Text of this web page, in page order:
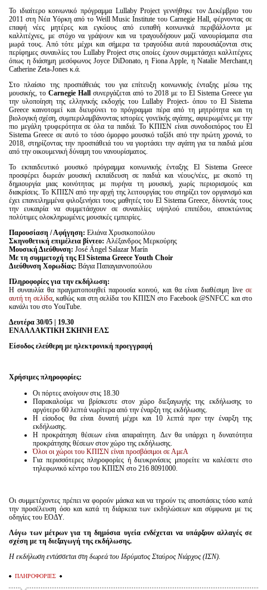
Το ιδιαίτερο κοινωνικό πρόγραμμα Lullaby Project γεννήθηκε τον Δεκέμβριο του
2011 στη Νέα Υόρκη από το Weill Music Institute του Carnegie Hall, φέρνοντας σε
επαφή νέες μητέρες και εγκύους από ευπαθή κοινωνικά περιβάλλοντα με
καλλιτέχνες, με στόχο να γράψουν και να τραγουδήσουν μαζί νανουρίσματα στα
μωρά τους. Από τότε μέχρι και σήμερα τα τραγούδια αυτά παρουσιάζονται στις
περίφημες συναυλίες του Lullaby Project στις οποίες έχουν συμμετάσχει καλλιτέχνες
όπως η διάσημη μεσόφωνος Joyce DiDonato, η Fiona Apple, η Natalie Merchant,η
Catherine Zeta-Jones κ.ά.
Στο πλαίσιο της προσπάθειάς του για επίτευξη κοινωνικής ένταξης μέσω της
μουσικής, το Carnegie Hall συνεργάζεται από το 2018 με το El Sistema Greece για
την υλοποίηση της ελληνικής εκδοχής του Lullaby Project- όπου το El Sistema
Greece καινοτομεί και διευρύνει το πρόγραμμα πέρα από τη μητρότητα και τη
βιολογική σχέση, συμπεριλαμβάνοντας ιστορίες γονεϊκής αγάπης, αφιερωμένες με την
πιο μεγάλη τρυφερότητα σε όλα τα παιδιά. Το ΚΠΙΣΝ είναι συνοδοιπόρος του El
Sistema Greece σε αυτό το τόσο όμορφο μουσικό ταξίδι από την πρώτη χρονιά, το
2018, στηρίζοντας την προσπάθειά του να γιορτάσει την αγάπη για τα παιδιά μέσα
από την οικουμενική δύναμη του νανουρίσματος.
Το εκπαιδευτικό μουσικό πρόγραμμα κοινωνικής ένταξης El Sistema Greece
προσφέρει δωρεάν μουσική εκπαίδευση σε παιδιά και νέους/νέες, με σκοπό τη
δημιουργία μιας κοινότητας με πυρήνα τη μουσική, χωρίς περιορισμούς και
διακρίσεις. Το ΚΠΙΣΝ από την αρχή της λειτουργίας του στηρίζει τον οργανισμό και
έχει επανειλημμένα φιλοξενήσει τους μαθητές του El Sistema Greece, δίνοντάς τους
την ευκαιρία να συμμετάσχουν σε συναυλίες υψηλού επιπέδου, αποκτώντας
πολύτιμες ολοκληρωμένες μουσικές εμπειρίες.
Παρουσίαση / Αφήγηση: Ελιάνα Χρυσικοπούλου
Σκηνοθετική επιμέλεια βίντεο: Αλέξανδρος Μερκούρης
Μουσική Διεύθυνση: José Ángel Salazar Marín
Με τη συμμετοχή της El Sistema Greece Youth Choir
Διεύθυνση Χορωδίας: Βάγια Παπαγιαννοπούλου
Πληροφορίες για την εκδήλωση:
Η συναυλία θα πραγματοποιηθεί παρουσία κοινού, και θα είναι διαθέσιμη live σε
αυτή τη σελίδα, καθώς και στη σελίδα του ΚΠΙΣΝ στο Facebook @SNFCC και στο
κανάλι του στο YouTube.
Δευτέρα 30/05 | 19.30
ΕΝΑΛΛΑΚΤΙΚΗ ΣΚΗΝΗ ΕΛΣ
Είσοδος ελεύθερη με ηλεκτρονική προεγγραφή
Χρήσιμες πληροφορίες:
Οι πόρτες ανοίγουν στις 18.30
Παρακαλούμε να βρίσκεστε στον χώρο διεξαγωγής της εκδήλωσης το
αργότερο 60 λεπτά νωρίτερα από την έναρξη της εκδήλωσης.
Η είσοδος θα είναι δυνατή μέχρι και 10 λεπτά πριν την έναρξη της
εκδήλωσης.
Η προκράτηση θέσεων είναι απαραίτητη. Δεν θα υπάρχει η δυνατότητα
προκράτησης θέσεων στον χώρο της εκδήλωσης.
Όλοι οι χώροι του ΚΠΙΣΝ είναι προσβάσιμοι σε ΑμεΑ
Για περισσότερες πληροφορίες ή διευκρινίσεις μπορείτε να καλέσετε στο
τηλεφωνικό κέντρο του ΚΠΙΣΝ στο 216 8091000.
Οι συμμετέχοντες πρέπει να φορούν μάσκα και να τηρούν τις αποστάσεις τόσο κατά
την προσέλευση όσο και κατά τη διάρκεια των εκδηλώσεων και σύμφωνα με τις
οδηγίες του ΕΟΔΥ.
Λόγω των μέτρων για τη δημόσια υγεία ενδέχεται να υπάρξουν αλλαγές σε
σχέση με τη διεξαγωγή της εκδήλωσης.
Η εκδήλωση εντάσσεται στη δωρεά του Ιδρύματος Σταύρος Νιάρχος (ΙΣΝ).
ΠΛΗΡΟΦΟΡΙΕΣ